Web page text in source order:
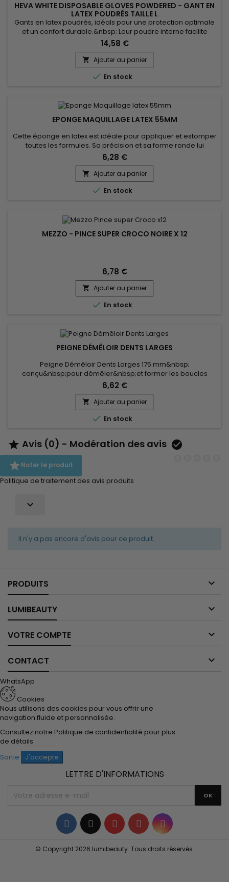
HEVA WHITE DISPOSABLE GLOVES POWDERED - GANT EN
LATEX POUDRÉS TAILLE L
Gants en latex poudrés, idéals pour une protection optimale
et un confort durable.&nbsp; Leur poudre interne facilite
l’enfilage, même sur des mains légèrement humides, tandis
que leur latex souple assure une excellente sensibilité tactile,
parfait pour les tâches précises.&nbsp; Ces gants jetables
offrent une barrière efficace contre les contaminants,...
14,58 €
 Ajouter au panier
 En stock
EPONGE MAQUILLAGE LATEX 55MM
Cette éponge en latex est idéale pour appliquer et estomper
toutes les formules. Sa précision et sa forme ronde lui
permettent de répartir uniformément la matière et
d'atteindre tous les recoins du visage. Quelle que soit la
formule, liquide, crème ou poudre, l'éponge de maquillage
vous permet de personnaliser votre couvrance et d'obtenir
un résultat...
6,28 €
 Ajouter au panier
 En stock
MEZZO - PINCE SUPER CROCO NOIRE X 12
6,78 €
 Ajouter au panier
 En stock
PEIGNE DÉMÊLOIR DENTS LARGES
Peigne Démêloir Dents Larges 175 mm&nbsp;
conçu&nbsp;pour démêler&nbsp;et former les boucles
indisciplinées
6,62 €
 Ajouter au panier
 En stock
 Avis (0) - Modération des avis 
Noter le produit
Politique de traitement des avis produits

Il n'y a pas encore d'avis pour ce produit.
PRODUITS 
LUMIBEAUTY 
VOTRE COMPTE 
CONTACT 
WhatsApp
Cookies
Nous utilisons des cookies pour vous offrir une
navigation fluide et personnalisée.
Consultez notre Politique de confidentialité pour plus
de détails.
Sortie
J'accepte
LETTRE D'INFORMATIONS
Facebook
TwitterYouTubePinterestInstagram
© Copyright 2026 lumibeauty. Tous droits réservés.